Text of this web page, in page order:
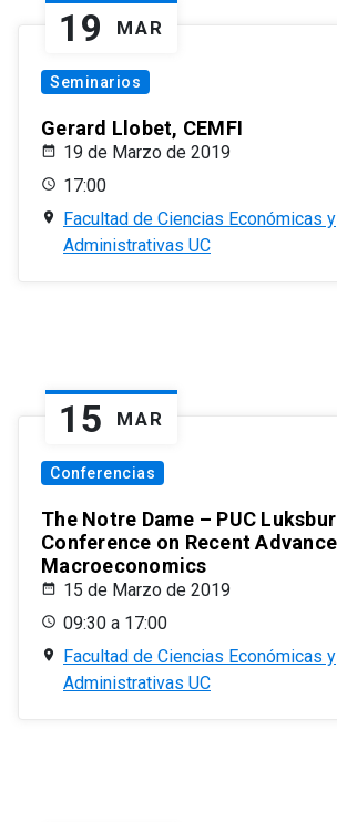
19 MAR
Seminarios
Gerard Llobet, CEMFI
19 de Marzo de 2019
17:00
Facultad de Ciencias Económicas y
Administrativas UC
15 MAR
Conferencias
The Notre Dame – PUC
Conference on Recent
Macroeconomics
15 de Marzo de 2019
09:30 a 17:00
Facultad de Ciencias Económicas y
Administrativas UC